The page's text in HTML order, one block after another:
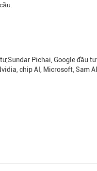
Pichai, Google đầu
chip AI, Microsoft, Sam